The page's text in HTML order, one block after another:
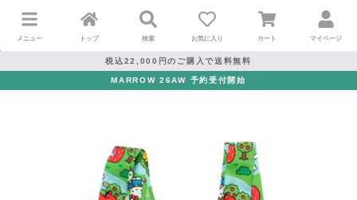
メニュー トップ 検索 お気に入り カート マイページ
税込22,000円のご購入で送料無料
MARROW 26AW 予約受付開始